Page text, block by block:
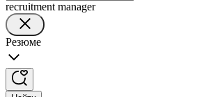
recruitment manager
Резюме